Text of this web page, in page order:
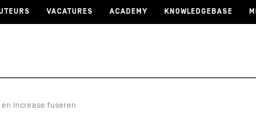
VACATURES ACADEMY KNOWLEDGEBASE
en Increase fuseren